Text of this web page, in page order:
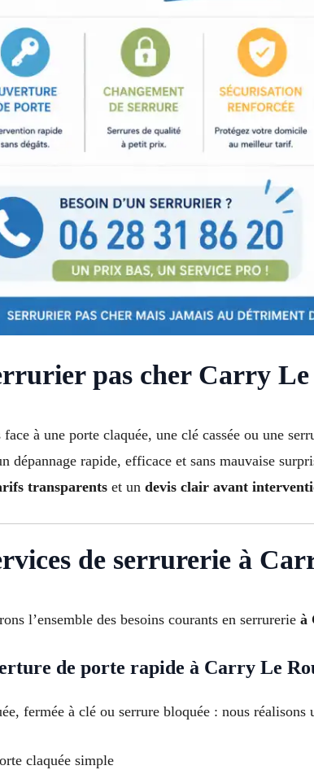
pas cher Carry
à une porte claquée, une clé cassée ou une
dépannage rapide, efficace et sans mauvaise
transparents et un devis clair avant
de serrurerie à
l’ensemble des besoins courants en serrurerie à
de porte rapide à Carry Le
fermée à clé ou serrure bloquée : nous réalisons
claquée simple